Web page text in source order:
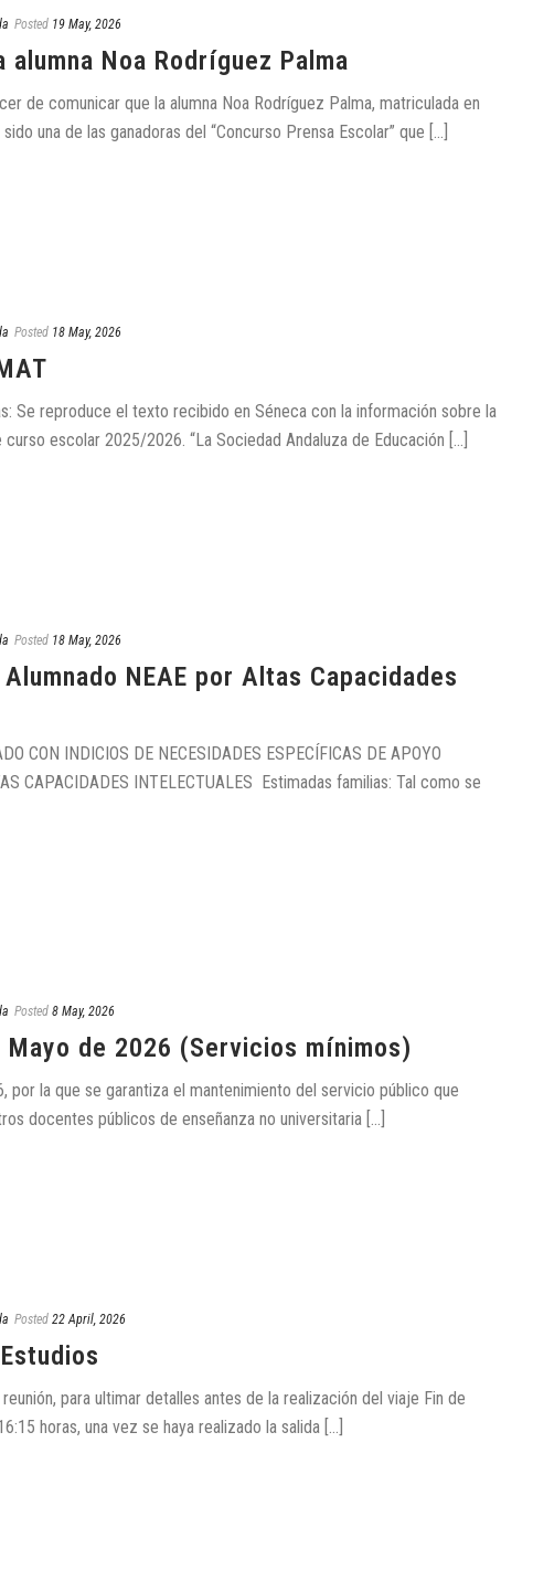
Posted 19 May, 2026
Noa Rodríguez Palma
de comunicar que la alumna Noa Rodríguez Palma, matriculada en
una de las ganadoras del “Concurso Prensa Escolar” que [...]
Posted 18 May, 2026
Se reproduce el texto recibido en Séneca con la información sobre la
escolar 2025/2026. “La Sociedad Andaluza de Educación [...]
Posted 18 May, 2026
NEAE por Altas Capacidades
CON INDICIOS DE NECESIDADES ESPECÍFICAS DE APOYO
CAPACIDADES INTELECTUALES Estimadas familias: Tal como se
Posted 8 May, 2026
de 2026 (Servicios mínimos)
por la que se garantiza el mantenimiento del servicio público que
docentes públicos de enseñanza no universitaria [...]
Posted 22 April, 2026
para ultimar detalles antes de la realización del viaje Fin de
horas, una vez se haya realizado la salida [...]